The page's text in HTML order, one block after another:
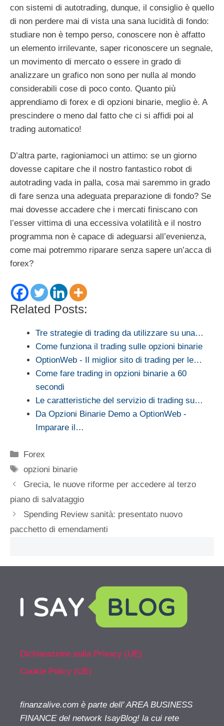
con sistemi di autotrading, dunque, il consiglio è quello
di non perdere mai di vista una sana lucidità di fondo:
studiare non è tempo perso, conoscere non è affatto
un elemento irrilevante, saper riconoscere un segnale,
un movimento di mercato o essere in grado di
analizzare un grafico non sono per nulla al mondo
considerabili cose di poco conto. Quanto più
apprendiamo di forex e di opzioni binarie, meglio è. A
prescindere o meno dal fatto che ci si affidi poi al
trading automatico!
D’altra parte, ragioniamoci un attimo: se un giorno
dovesse capitare che il nostro fantastico robot di
autotrading vada in palla, cosa mai saremmo in grado
di fare senza una adeguata preparazione di fondo? Se
mai dovesse accadere che i mercati finiscano con
l’esser vittima di una eccessiva volatilità e il nostro
programma non è capace di adeguarsi all’evenienza,
come mai potremmo riparare senza sapere un’acca di
forex?
Related Posts:
Tre strategie di trading da utilizzare su una…
Come funziona il trading sulle opzioni binarie
OptionWeb - Il miglior sito di trading per le…
Come fare trading in opzioni binarie a 60
secondi
Le caratteristiche del servizio di trading su…
Da Opzioni Binarie Demo a OptionWeb -
Imparare il…
Categorie
Forex
Tag
opzioni binarie
Grecia, le nuove riforme per accedere al terzo
piano di salvataggio
Spending Review sanità: presentato nuovo
pacchetto di emendamenti
Dichiarazione sulla Privacy (UE)
Cookie Policy (UE)
finanzalive.com è parte dell' AREA BUSINESS
FINANCE del network IsayBlog! la cui rete